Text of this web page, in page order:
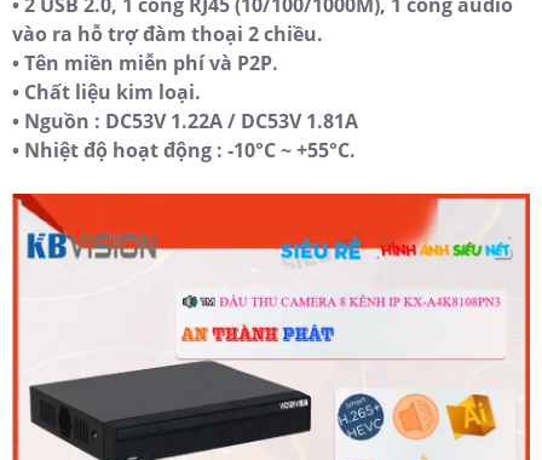
vào ra hỗ trợ đàm thoại 2 chiều.
• Tên miền miễn phí và P2P.
• Chất liệu kim loại.
• Nguồn : DC53V 1.22A / DC53V 1.81A
• Nhiệt độ hoạt động : -10°C ~ +55°C.